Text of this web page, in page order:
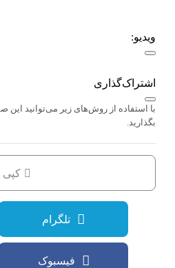
ویدیو:
اشتراک‌گذاری
با استفاده از روش‌های زیر می‌توانید این
بگذارید.
کپی
تلگرام
فیسبوک